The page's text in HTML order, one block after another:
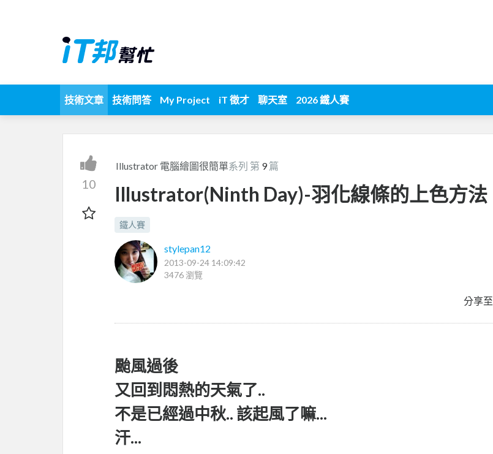
技術文章 技術問答 My Project iT 徵才 聊天室 2026 鐵人賽
10
Illustrator 電腦繪圖很簡單系列 第 9篇
Illustrator(Ninth Day)-羽化線條的上色方法
鐵人賽
stylepan12
2013-09-24 14:09:42
3476 瀏覽
分享至
颱風過後
又回到悶熱的天氣了..
不是已經過中秋.. 該起風了嘛...
汗...